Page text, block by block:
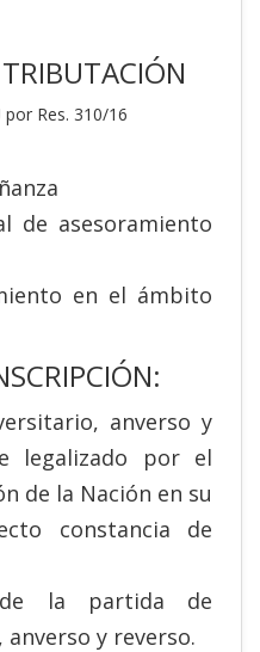
por Res. 310/16
de asesoramiento
en el ámbito
anverso y
legalizado por el
de la Nación en su
constancia de
de la partida de
y reverso.